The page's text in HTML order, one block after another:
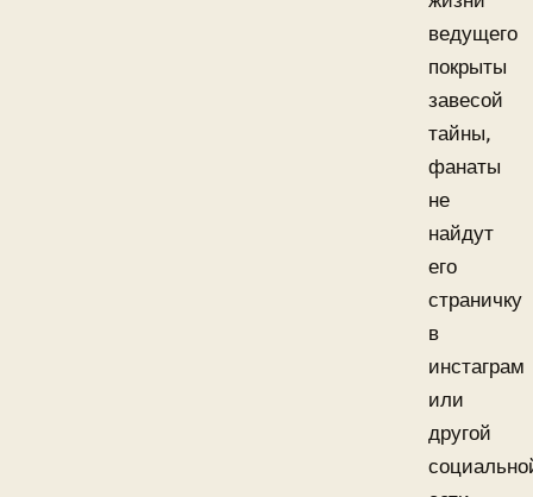
ведущего
покрыты
завесой
тайны,
фанаты
не
найдут
его
страничку
в
инстаграм
или
другой